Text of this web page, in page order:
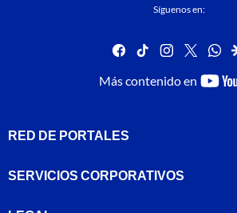
Síguenos en:
facebook
tiktok instagram
twitter
Más contenido en
RED DE PORTALES
SERVICIOS CORPORATIVOS